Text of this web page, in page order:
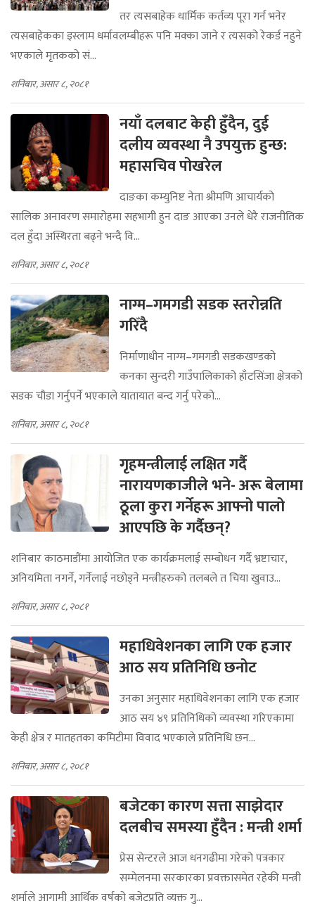
तर त्यसबाहेक धार्मिक कर्तव्य पूरा गर्न‍ भनेर
त्यसबाहेकका इस्लाम धर्मावलम्बीहरू पनि मक्का जाने र त्यसको रेकर्ड नहुने
भएकाले मृतकको सं...
शनिबार, असार ८, २०८१
नयाँ दलबाट केही हुँदैन, दुई
दलीय व्यवस्था नै उपयुक्त हुन्छ:
महासचिव पोखरेल
दाङका कम्युनिष्ट नेता श्रीमणि आचार्यको
सालिक अनावरण समारोहमा सहभागी हुन दाङ आएका उनले धेरै राजनीतिक
दल हुँदा अस्थिरता बढ्ने भन्दै वि...
शनिबार, असार ८, २०८१
नाग्म–गमगडी सडक स्तरोन्नति
गरिँदै
निर्माणाधीन नाग्म–गमगडी सडकखण्डको
कनका सुन्दरी गाउँपालिकाको हाँटसिंजा क्षेत्रको
सडक चौडा गर्नुपर्ने भएकाले यातायात बन्द गर्नु परेको...
शनिबार, असार ८, २०८१
गृहमन्त्रीलाई लक्षित गर्दै
नारायणकाजीले भने- अरू बेलामा
ठूला कुरा गर्नेहरू आफ्नो पालो
आएपछि के गर्दैछन्?
शनिबार काठमाडौंमा आयोजित एक कार्यक्रमलाई सम्बोधन गर्दै भ्रष्टाचार,
अनियमिता नगर्ने, गर्नेलाई नछोड्ने मन्त्रीहरुको तलबले त चिया खुवाउ...
शनिबार, असार ८, २०८१
महाधिवेशनका लागि एक हजार
आठ सय प्रतिनिधि छनोट
उनका अनुसार महाधिवेशनका लागि एक हजार
आठ सय ४९ प्रतिनिधिको व्यवस्था गरिएकामा
केही क्षेत्र र मातहतका कमिटीमा विवाद भएकाले प्रतिनिधि छन...
शनिबार, असार ८, २०८१
बजेटका कारण सत्ता साझेदार
दलबीच समस्या हुँदैन : मन्त्री शर्मा
प्रेस सेन्टरले आज धनगढीमा गरेको पत्रकार
सम्मेलनमा सरकारका प्रवक्तासमेत रहेकी मन्त्री
शर्माले आगामी आर्थिक वर्षको बजेटप्रति व्यक्त गु...